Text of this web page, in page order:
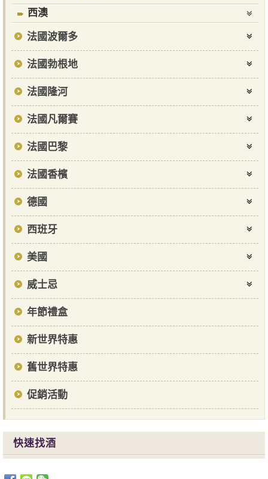
西澳
法國波爾多
法國勃根地
法國隆河
法國凡爾賽
法國巴黎
法國香檳
德國
西班牙
美國
威士忌
年節禮盒
新世界特惠
舊世界特惠
促銷活動
快速找酒